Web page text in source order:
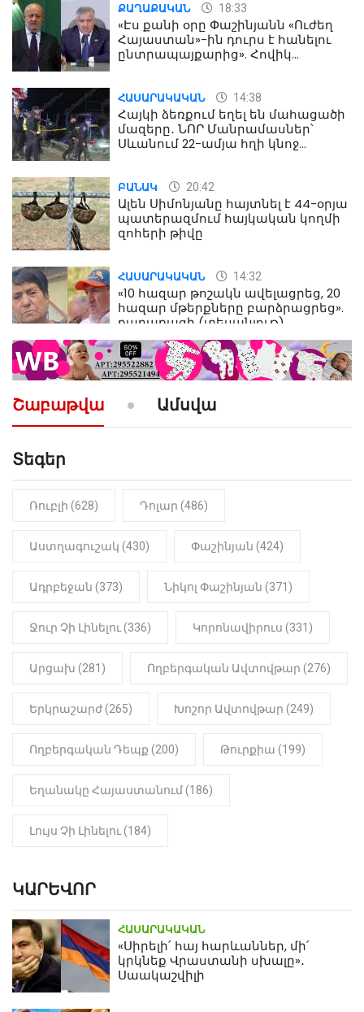
ՔԱՂԱՔԱԿԱՆ 18:33
«Էս քանի օրը Փաշինյանն «Ուժեղ
Հայաստան»-ին դուրս է հանելու
ընտրապայքարից». Հովիկ
ՀԱՍԱՐԱԿԱԿԱՆ 14:38
Հայկի ձեռքում եղել են մահացածի
մազերը․ ՆՈՐ Մանրամասներ՝
Սևանում 22-ամյա հղի կնոջ
ԲԱՆԱԿ 20:42
Ալեն Սիմոնյանը հայտնել է 44-օրյա
պատերազմում հայկական կողմի
զոհերի թիվը
ՀԱՍԱՐԱԿԱԿԱՆ 14:32
«10 հազար թոշակն ավելացրեց, 20
հազար մթերքները բարձրացրեց».
քաղաքացի (տեսանյութ)
ՔԱՂԱՔԱԿԱՆ 10:52
«Լեզվիդ տալու փոխարեն
արտաբերիր այս երկու
նախադասությունը»․ Իշխան
Նիկոլ Փաշինյան
ԻՐԱԴԱՐՁԱՅԻՆ 22:01
մանկապղծության համար
մարմինը
Շաբաթվա Ամսվա
Տեգեր
Ռուբլի (628) Դոլար (486)
Աստղագուշակ (430) Փաշինյան (424)
Ադրբեջան (373) Նիկոլ Փաշինյան (371)
Ջուր Չի Լինելու (336) Կորոնավիրուս (331)
Արցախ (281) Ողբերգական Ավտովթար (276)
Երկրաշարժ (265) Խոշոր Ավտովթար (249)
Ողբերգական Դեպք (200) Թուրքիա (199)
Եղանակը Հայաստանում (186)
Լույս Չի Լինելու (184)
ԿԱՐԵՎՈՐ
ՀԱՍԱՐԱԿԱԿԱՆ
«Սիրելի՛ հայ հարևաններ, մի՛
կրկնեք Վրաստանի սխալը»․
Սաակաշվիլի